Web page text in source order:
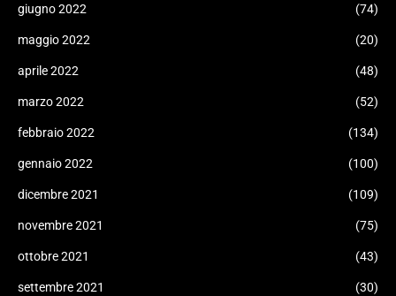
giugno 2022 (74)
maggio 2022 (20)
aprile 2022 (48)
marzo 2022 (52)
febbraio 2022 (134)
gennaio 2022 (100)
dicembre 2021 (109)
novembre 2021 (75)
ottobre 2021 (43)
settembre 2021 (30)